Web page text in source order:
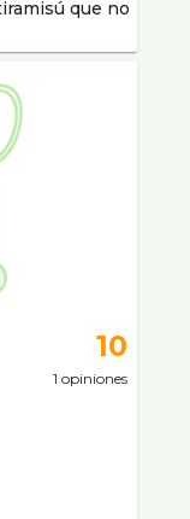
que no
10
1 opiniones